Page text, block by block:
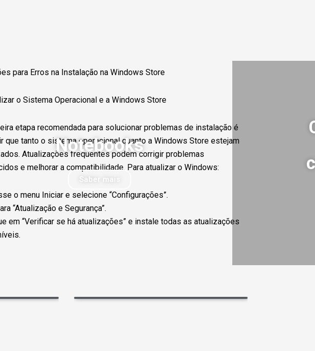
Notebooks
Saber mais
para Erros na Instalação na Windows Store
o Sistema Operacional e a Windows Store
etapa recomendada para solucionar problemas de instalação é
que tanto o sistema operacional quanto a Windows Store estejam
Atualizações frequentes podem corrigir problemas
e melhorar a compatibilidade. Para atualizar o Windows:
o menu Iniciar e selecione “Configurações”.
“Atualização e Segurança”.
em “Verificar se há atualizações” e instale todas as atualizações